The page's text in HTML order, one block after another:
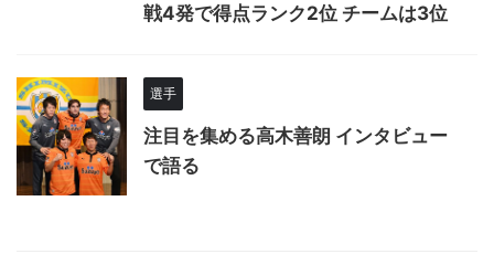
戦4発で得点ランク2位 チームは3位
選手
注目を集める高木善朗 インタビュー
で語る